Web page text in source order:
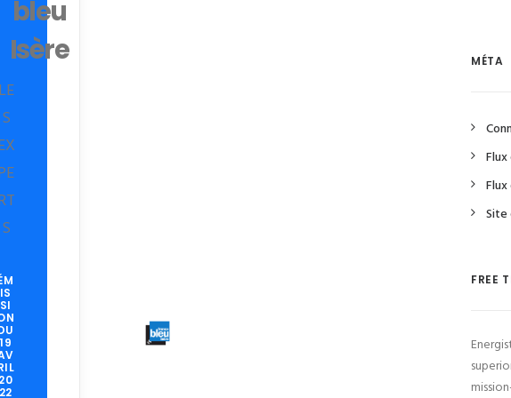
bleu
Isère
LE
S
S
IS
SI
19
20
22
MÉTA
Site
FREE